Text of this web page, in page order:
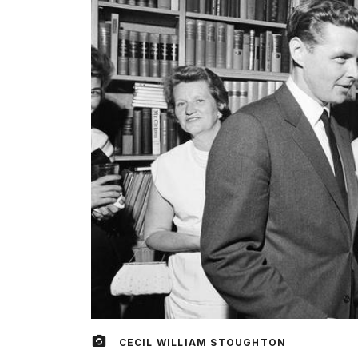
CECIL WILLIAM STOUGHTON